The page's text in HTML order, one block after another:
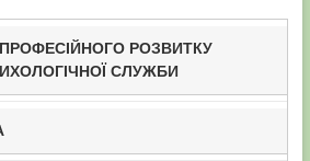
РОЗВИТКУ
СЛУЖБИ